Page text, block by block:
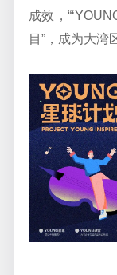
成效， “‘
目 ” ，成为大湾